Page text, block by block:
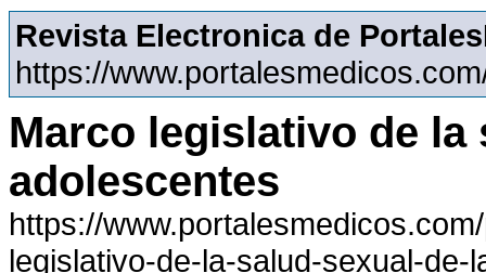
Revista Electronica de
https://
Marco legislativo de la
adolescentes
https://
legislativo-de-la-salud-sexual-de-